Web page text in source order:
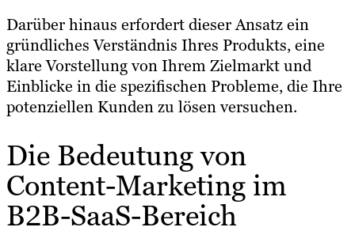
Darüber hinaus erfordert dieser Ansatz ein
gründliches Verständnis Ihres Produkts, eine
klare Vorstellung von Ihrem Zielmarkt und
Einblicke in die spezifischen Probleme, die Ihre
potenziellen Kunden zu lösen versuchen.
Die Bedeutung von
Content-Marketing im
B2B-SaaS-Bereich